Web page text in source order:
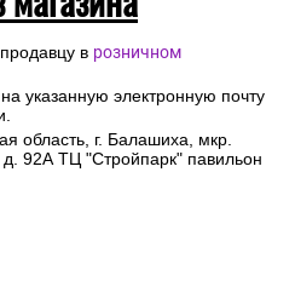
в розничном
указанную электронную почту
область, г. Балашиха, мкр.
92А ТЦ "Стройпарк" павильон